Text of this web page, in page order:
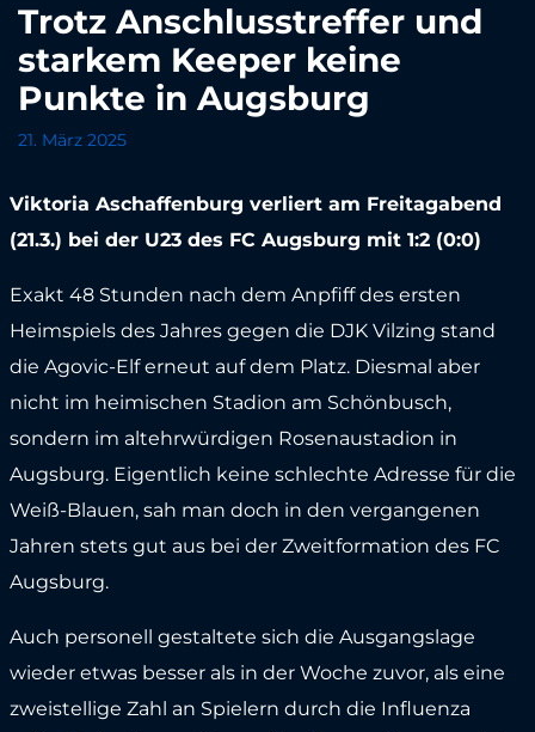
Trotz Anschlusstreffer und
starkem Keeper keine
Punkte in Augsburg
21. März 2025
Viktoria Aschaffenburg verliert am Freitagabend
(21.3.) bei der U23 des FC Augsburg mit 1:2 (0:0)
Exakt 48 Stunden nach dem Anpfiff des ersten
Heimspiels des Jahres gegen die DJK Vilzing stand
die Agovic-Elf erneut auf dem Platz. Diesmal aber
nicht im heimischen Stadion am Schönbusch,
sondern im altehrwürdigen Rosenaustadion in
Augsburg. Eigentlich keine schlechte Adresse für die
Weiß-Blauen, sah man doch in den vergangenen
Jahren stets gut aus bei der Zweitformation des FC
Augsburg.
Auch personell gestaltete sich die Ausgangslage
wieder etwas besser als in der Woche zuvor, als eine
zweistellige Zahl an Spielern durch die Influenza